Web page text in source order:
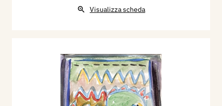
Visualizza scheda